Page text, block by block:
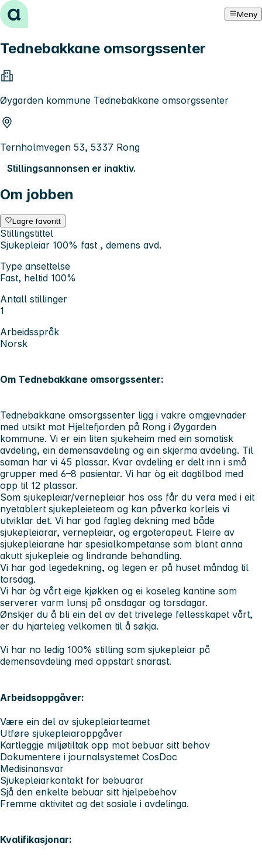
Hopp til innhold Meny
Tednebakkane omsorgssenter
Øygarden kommune Tednebakkane omsorgssenter
Ternholmvegen 53, 5337 Rong
Stillingsannonsen er inaktiv.
Om jobben
Lagre favoritt
Stillingstittel
Sjukepleiar 100% fast , demens avd.
Type ansettelse
Fast, heltid 100%
Antall stillinger
1
Arbeidsspråk
Norsk
Om Tednebakkane omsorgssenter:
Tednebakkane omsorgssenter ligg i vakre omgjevnader
med utsikt mot Hjeltefjorden på Rong i Øygarden
kommune. Vi er ein liten sjukeheim med ein somatisk
avdeling, ein demensavdeling og ein skjerma avdeling. Til
saman har vi 45 plassar. Kvar avdeling er delt inn i små
grupper med 6–8 pasientar. Vi har òg eit dagtilbod med
opp til 12 plassar.
Som sjukepleiar/vernepleiar hos oss får du vera med i eit
nyetablert sjukepleieteam og kan påverka korleis vi
utviklar det. Vi har god fagleg dekning med både
sjukepleiarar, vernepleiar, og ergoterapeut. Fleire av
sjukepleiarane har spesialkompetanse som blant anna
akutt sjukepleie og lindrande behandling.
Vi har god legedekning, og legen er på huset måndag til
torsdag.
Vi har òg vårt eige kjøkken og ei koseleg kantine som
serverer varm lunsj på onsdagar og torsdagar.
Ønskjer du å bli ein del av det trivelege fellesskapet vårt,
er du hjarteleg velkomen til å søkja.
Vi har no ledig 100% stilling som sjukepleiar på
demensavdeling med oppstart snarast.
Arbeidsoppgåver:
Være ein del av sjukepleiarteamet
Utføre sjukepleiaroppgåver
Kartleggje miljøtiltak opp mot bebuar sitt behov
Dokumentere i journalsystemet CosDoc
Medisinansvar
Sjukepleiarkontakt for bebuarar
Sjå den enkelte bebuar sitt hjelpebehov
Fremme aktivitet og det sosiale i avdelinga.
Kvalifikasjonar: